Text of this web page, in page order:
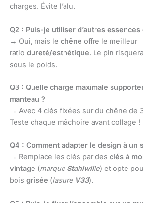
charges. Évite l’alu.
Q2 : Puis-je utiliser d’autres essences
→ Oui, mais le chêne offre le meilleur
ratio dureté/esthétique. Le pin
sous le poids.
Q3 : Quelle charge maximale
manteau ?
→ Avec 4 clés fixées sur du chêne de 3
Teste chaque mâchoire avant collage !
Q4 : Comment adapter le design à un
→ Remplace les clés par des clés à
vintage (marque Stahlwille) et opte
bois grisée (lasure V33).